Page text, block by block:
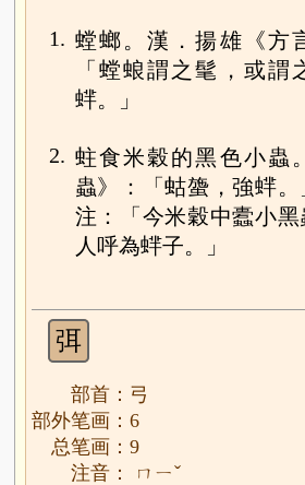
1. 螳螂。漢．揚雄《方
「螳蜋謂之髦，或謂
蝆。」
2. 蛀食米穀的黑色小蟲
蟲》：「蛄䗐，強蝆。
注：「今米穀中蠹小
人呼為蝆子。」
弭
部首：弓
部外笔画：6
总笔画：9
注音： ㄇㄧˇ